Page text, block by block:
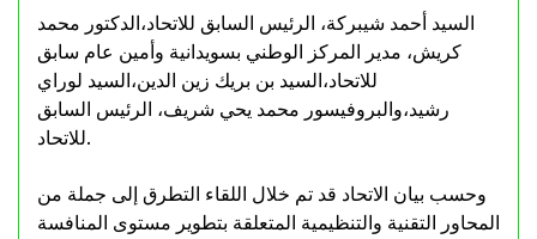
السيد أحمد شيبركة، الرئيس السابق للاتحاد،الدكتور محمد
كريش، مدير المركز الوطني بسويدانية وأمين عام سابق
للاتحاد،السيد بن بريك زين الدين،السيد لوراي
رشيد،والبروفيسور محمد يحي شريف، الرئيس السابق
للاتحاد.
وحسب بيان الاتحاد قد تم خلال اللقاء التطرق إلى جملة من
المحاور التقنية والتنظيمية المتعلقة بتطوير مستوى المنافسة